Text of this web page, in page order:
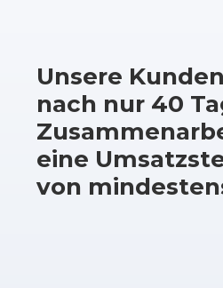
Unsere
nach nur 40
eine
von